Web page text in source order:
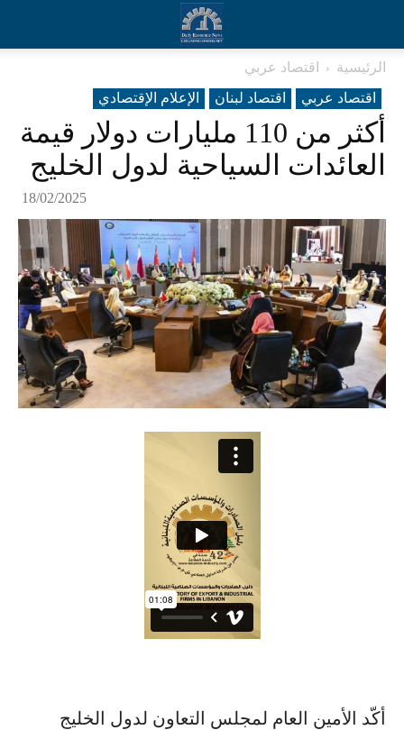
الرئيسية
اقتصاد عربي
اقتصاد عربي
اقتصاد لبنان الإعلام الإقتصادي
أكثر من 110 مليارات دولار قيمة
العائدات السياحية لدول الخليج
18/02/2025
أكّد الأمين العام لمجلس التعاون لدول الخليج